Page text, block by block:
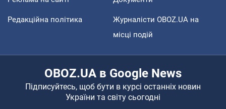
Редакційна політика
Журналісти OBOZ.UA на
місці подій
OBOZ.UA в Google News
Підписуйтесь, щоб бути в курсі останніх новин
України та світу сьогодні